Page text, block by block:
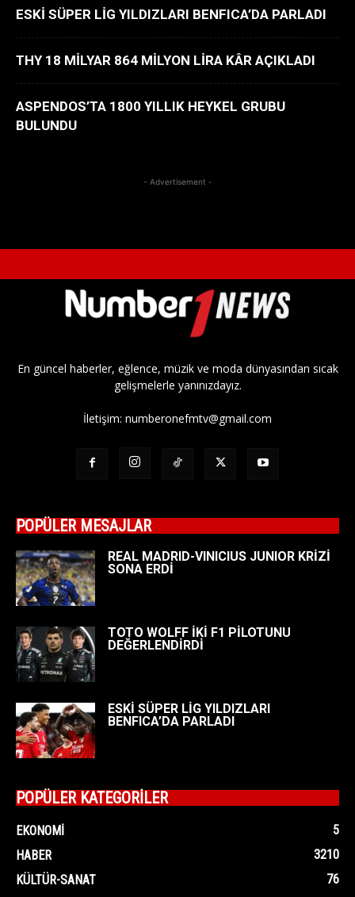
ESKİ SÜPER LİG YILDIZLARI BENFICA’DA PARLADI
THY 18 MİLYAR 864 MİLYON LİRA KÂR AÇIKLADI
ASPENDOS’TA 1800 YILLIK HEYKEL GRUBU
BULUNDU
- Advertisement -
En güncel haberler, eğlence, müzik ve moda dünyasından sıcak
gelişmelerle yanınızdayız.
İletişim: numberonefmtv@gmail.com
POPÜLER MESAJLAR
REAL MADRID-VINICIUS JUNIOR KRİZİ
SONA ERDİ
TOTO WOLFF İKİ F1 PİLOTUNU
DEĞERLENDİRDİ
ESKİ SÜPER LİG YILDIZLARI
BENFICA’DA PARLADI
POPÜLER KATEGORİLER
EKONOMI
5
HABER
3210
KÜLTÜR-SANAT
76